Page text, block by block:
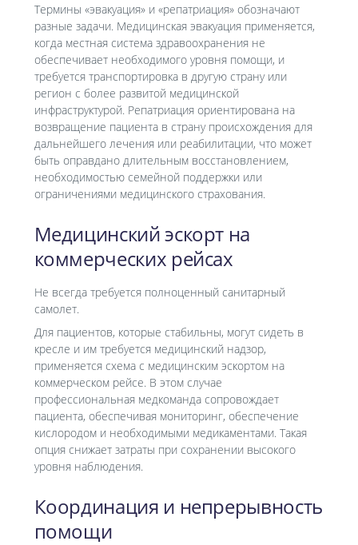
Термины «эвакуация» и «репатриация» обозначают
разные задачи. Медицинская эвакуация применяется,
когда местная система здравоохранения не
обеспечивает необходимого уровня помощи, и
требуется транспортировка в другую страну или
регион с более развитой медицинской
инфраструктурой. Репатриация ориентирована на
возвращение пациента в страну происхождения для
дальнейшего лечения или реабилитации, что может
быть оправдано длительным восстановлением,
необходимостью семейной поддержки или
ограничениями медицинского страхования.
Медицинский эскорт на
коммерческих рейсах
Не всегда требуется полноценный санитарный
самолет.
Для пациентов, которые стабильны, могут сидеть в
кресле и им требуется медицинский надзор,
применяется схема с медицинским эскортом на
коммерческом рейсе. В этом случае
профессиональная медкоманда сопровождает
пациента, обеспечивая мониторинг, обеспечение
кислородом и необходимыми медикаментами. Такая
опция снижает затраты при сохранении высокого
уровня наблюдения.
Координация и непрерывность
помощи